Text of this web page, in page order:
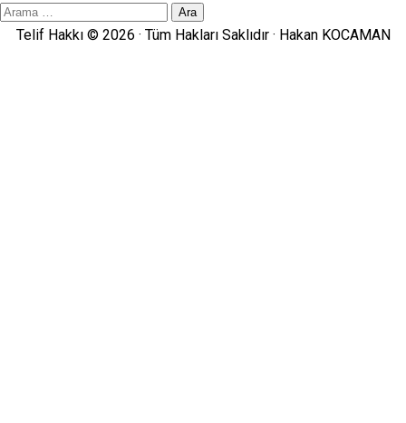
Site
Telif Hakkı © 2026 · Tüm Hakları Saklıdır · Hakan KOCAMAN